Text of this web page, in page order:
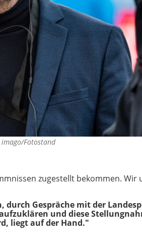
imago/Fotostand
zugestellt bekommen. Wir
Gespräche mit der
und diese
liegt auf der Hand."